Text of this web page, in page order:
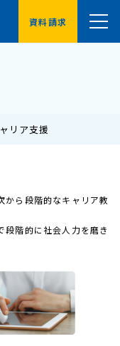
資料請求
保護者の方へ
リア支援
から段階的なキャリア教
階的に社会人力を磨き